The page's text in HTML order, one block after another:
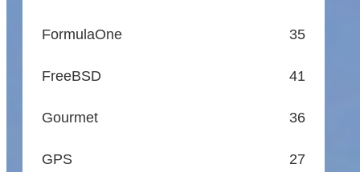
FormulaOne 35
FreeBSD 41
Gourmet 36
GPS 27